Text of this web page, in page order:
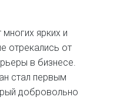
ярких и
отрекались от
в бизнесе.
стал первым
добровольно